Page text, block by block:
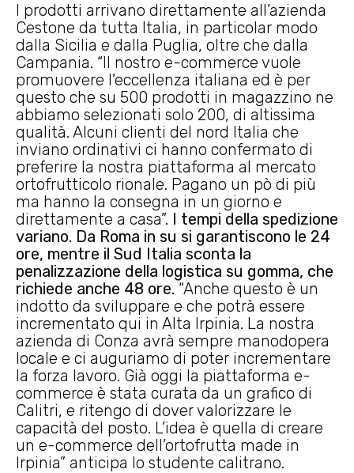
I prodotti arrivano direttamente all’azienda
Cestone da tutta Italia, in particolar modo
dalla Sicilia e dalla Puglia, oltre che dalla
Campania. “Il nostro e-commerce vuole
promuovere l’eccellenza italiana ed è per
questo che su 500 prodotti in magazzino ne
abbiamo selezionati solo 200, di altissima
qualità. Alcuni clienti del nord Italia che
inviano ordinativi ci hanno confermato di
preferire la nostra piattaforma al mercato
ortofrutticolo rionale. Pagano un pò di più
ma hanno la consegna in un giorno e
direttamente a casa”. I tempi della spedizione
variano. Da Roma in su si garantiscono le 24
ore, mentre il Sud Italia sconta la
penalizzazione della logistica su gomma, che
richiede anche 48 ore. “Anche questo è un
indotto da sviluppare e che potrà essere
incrementato qui in Alta Irpinia. La nostra
azienda di Conza avrà sempre manodopera
locale e ci auguriamo di poter incrementare
la forza lavoro. Già oggi la piattaforma e-
commerce è stata curata da un grafico di
Calitri, e ritengo di dover valorizzare le
capacità del posto. L’idea è quella di creare
un e-commerce dell’ortofrutta made in
Irpinia” anticipa lo studente calitrano.